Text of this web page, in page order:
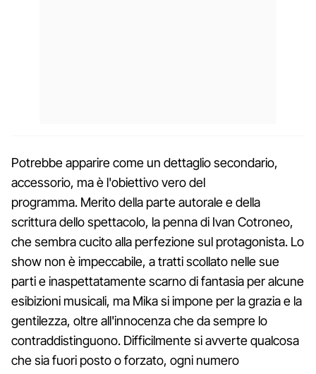
Potrebbe apparire come un dettaglio secondario,
accessorio, ma è l'obiettivo vero del
programma. Merito della parte autorale e della
scrittura dello spettacolo, la penna di Ivan Cotroneo,
che sembra cucito alla perfezione sul protagonista. Lo
show non è impeccabile, a tratti scollato nelle sue
parti e inaspettatamente scarno di fantasia per alcune
esibizioni musicali, ma Mika si impone per la grazia e la
gentilezza, oltre all'innocenza che da sempre lo
contraddistinguono. Difficilmente si avverte qualcosa
che sia fuori posto o forzato, ogni numero